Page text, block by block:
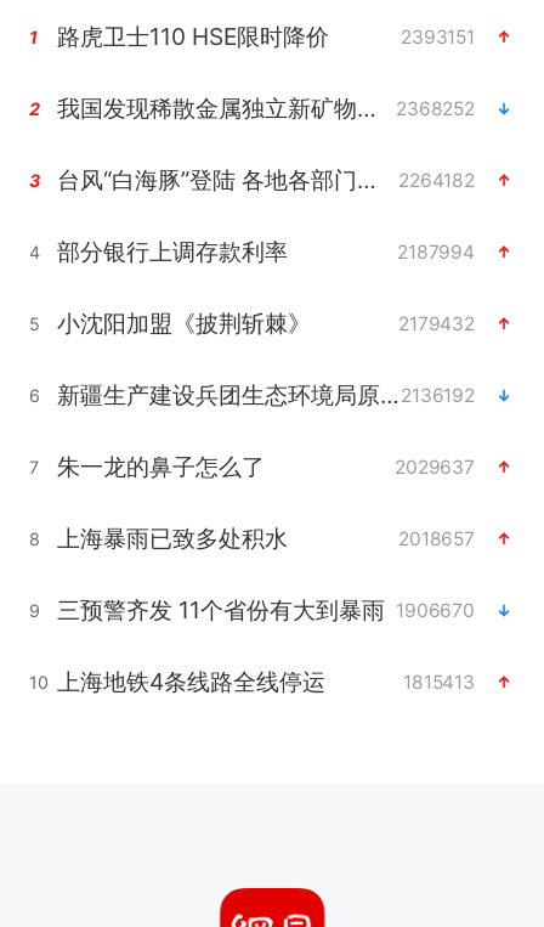
1 路虎卫士110 HSE限时降价 2393151
2 我国发现稀散金属独立新矿物——乌斯河锗矿 2368252
3 台风“白海豚”登陆 各地各部门全力应对 2264182
4 部分银行上调存款利率 2187994
5 小沈阳加盟《披荆斩棘》 2179432
6 新疆生产建设兵团生态环境局原局长被查2136192
7 朱一龙的鼻子怎么了 2029637
8 上海暴雨已致多处积水 2018657
9 三预警齐发 11个省份有大到暴雨 1906670
10 上海地铁4条线路全线停运 1815413